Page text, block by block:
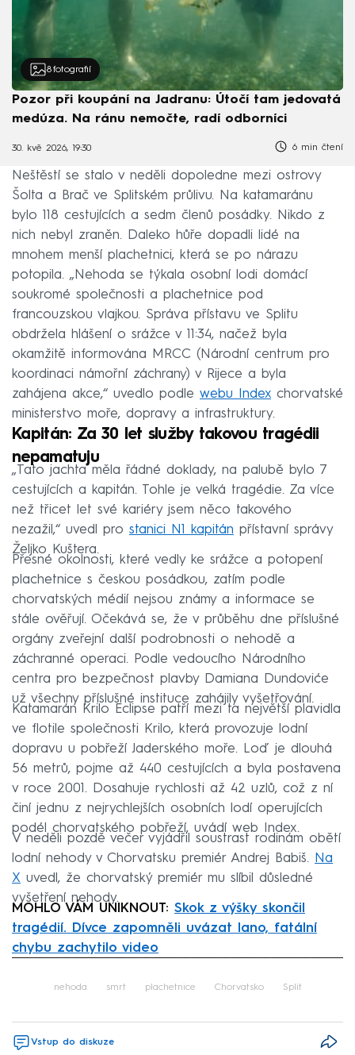
8 fotografií
Pozor při koupání na Jadranu: Útočí tam jedovatá
medúza. Na ránu nemočte, radí odborníci
30. kvě 2026, 19:30 6 min čtení
Neštěstí se stalo v neděli dopoledne mezi ostrovy
Šolta a Brač ve Splitském průlivu. Na katamaránu
bylo 118 cestujících a sedm členů posádky. Nikdo z
nich nebyl zraněn. Daleko hůře dopadli lidé na
mnohem menší plachetnici, která se po nárazu
potopila. „Nehoda se týkala osobní lodi domácí
soukromé společnosti a plachetnice pod
francouzskou vlajkou. Správa přístavu ve Splitu
obdržela hlášení o srážce v 11:34, načež byla
okamžitě informována MRCC (Národní centrum pro
koordinaci námořní záchrany) v Rijece a byla
zahájena akce,“ uvedlo podle webu Index chorvatské
ministerstvo moře, dopravy a infrastruktury.
Kapitán: Za 30 let služby takovou tragédii
nepamatuju
„Tato jachta měla řádné doklady, na palubě bylo 7
cestujících a kapitán. Tohle je velká tragédie. Za více
než třicet let své kariéry jsem něco takového
nezažil,“ uvedl pro stanici N1 kapitán přístavní správy
Željko Kuštera.
Přesné okolnosti, které vedly ke srážce a potopení
plachetnice s českou posádkou, zatím podle
chorvatských médií nejsou známy a informace se
stále ověřují. Očekává se, že v průběhu dne příslušné
orgány zveřejní další podrobnosti o nehodě a
záchranné operaci. Podle vedoucího Národního
centra pro bezpečnost plavby Damiana Dundoviće
už všechny příslušné instituce zahájily vyšetřování.
Katamarán Krilo Eclipse patří mezi ta největší plavidla
ve flotile společnosti Krilo, která provozuje lodní
dopravu u pobřeží Jaderského moře. Loď je dlouhá
56 metrů, pojme až 440 cestujících a byla postavena
v roce 2001. Dosahuje rychlosti až 42 uzlů, což z ní
činí jednu z nejrychlejších osobních lodí operujících
podél chorvatského pobřeží, uvádí web Index.
V neděli pozdě večer vyjádřil soustrast rodinám obětí
lodní nehody v Chorvatsku premiér Andrej Babiš. Na
X uvedl, že chorvatský premiér mu slíbil důsledné
vyšetření nehody.
MOHLO VÁM UNIKNOUT: Skok z výšky skončil
tragédií. Dívce zapomněli uvázat lano, fatální
chybu zachytilo video
nehoda smrt plachetnice Chorvatsko Split
Vstup do diskuze